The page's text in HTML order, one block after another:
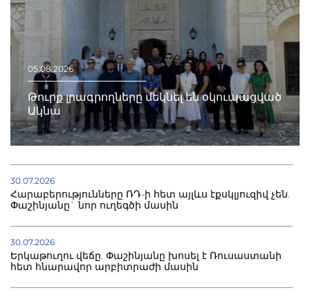
05.08.2026
Թուրք լրագրողները մեկնել են օկուպացված
Ակնա
30.07.2026
Հարաբերությունները ՌԴ-ի հետ այլևս էքսկլյուզիվ չեն.
Փաշինյանը` նոր ուղեգծի մասին
30.07.2026
Երկաթուղու վեճը. Փաշինյանը խոսել է Ռուսաստանի
հետ հնարավոր արբիտրաժի մասին